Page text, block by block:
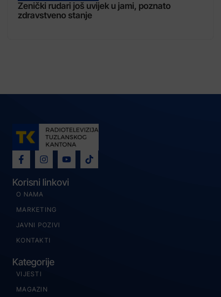
Zenički rudari još uvijek u jami, poznato
zdravstveno stanje
Korisni linkovi
O NAMA
MARKETING
JAVNI POZIVI
KONTAKTI
Kategorije
VIJESTI
MAGAZIN